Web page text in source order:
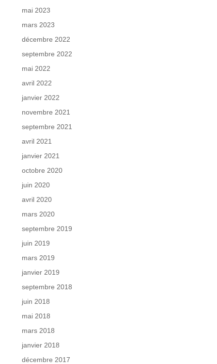
mai 2023
mars 2023
décembre 2022
septembre 2022
mai 2022
avril 2022
janvier 2022
novembre 2021
septembre 2021
avril 2021
janvier 2021
octobre 2020
juin 2020
avril 2020
mars 2020
septembre 2019
juin 2019
mars 2019
janvier 2019
septembre 2018
juin 2018
mai 2018
mars 2018
janvier 2018
décembre 2017